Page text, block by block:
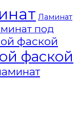
Ламинат
под
фаской
фаской